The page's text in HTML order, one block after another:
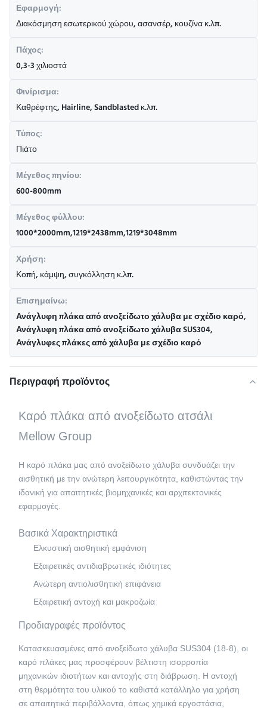
Εφαρμογή:
Διακόσμηση εσωτερικού χώρου, ασανσέρ, κουζίνα κ.λπ.
Πάχος:
0,3-3 χιλιοστά
Φινίρισμα:
Καθρέφτης, Hairline, Sandblasted κ.λπ.
Τύπος:
Πιάτο
Μέγεθος πηνίου:
600-800mm
Μέγεθος φύλλου:
1000*2000mm,1219*2438mm,1219*3048mm
Χρήση:
Κοπή, κάμψη, συγκόλληση κ.λπ.
Επισημαίνω:
Ανάγλυφη πλάκα από ανοξείδωτο χάλυβα με σχέδιο καρό,
Ανάγλυφη πλάκα από ανοξείδωτο χάλυβα SUS304,
Ανάγλυφες πλάκες από χάλυβα με σχέδιο καρό
Περιγραφή προϊόντος
Καρό πλάκα από ανοξείδωτο ατσάλι
Mellow Group
Η καρό πλάκα μας από ανοξείδωτο χάλυβα συνδυάζει την
αισθητική με την ανώτερη λειτουργικότητα, καθιστώντας την
ιδανική για απαιτητικές βιομηχανικές και αρχιτεκτονικές
εφαρμογές.
Βασικά Χαρακτηριστικά
Ελκυστική αισθητική εμφάνιση
Εξαιρετικές αντιδιαβρωτικές ιδιότητες
Ανώτερη αντιολισθητική επιφάνεια
Εξαιρετική αντοχή και μακροζωία
Προδιαγραφές προϊόντος
Κατασκευασμένες από ανοξείδωτο χάλυβα SUS304 (18-8), οι
καρό πλάκες μας προσφέρουν βέλτιστη ισορροπία
μηχανικών ιδιοτήτων και αντοχής στη διάβρωση. Η αντοχή
στη θερμότητα του υλικού το καθιστά κατάλληλο για χρήση
σε απαιτητικά περιβάλλοντα, όπως χημικά εργοστάσια,